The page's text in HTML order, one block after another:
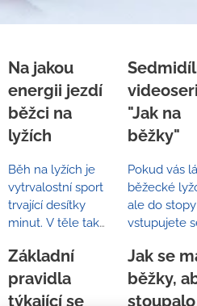
Na jakou
energii jezdí
běžci na
lyžích
Běh na lyžích je
vytrvalostní sport
trvající desítky
minut. V těle tak
proběhnou
všechny
energetické
"Jak na
běžky"
Pokud vás
běžecké
ale do stopy
vstupujete
nejistotou,
nabízíme
odkaz
na
Základní
pravidla
týkající se
Jak se
běžky,